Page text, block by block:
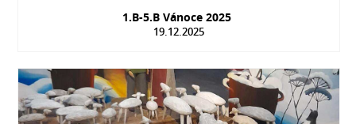
1.B-5.B Vánoce 2025
19.12.2025